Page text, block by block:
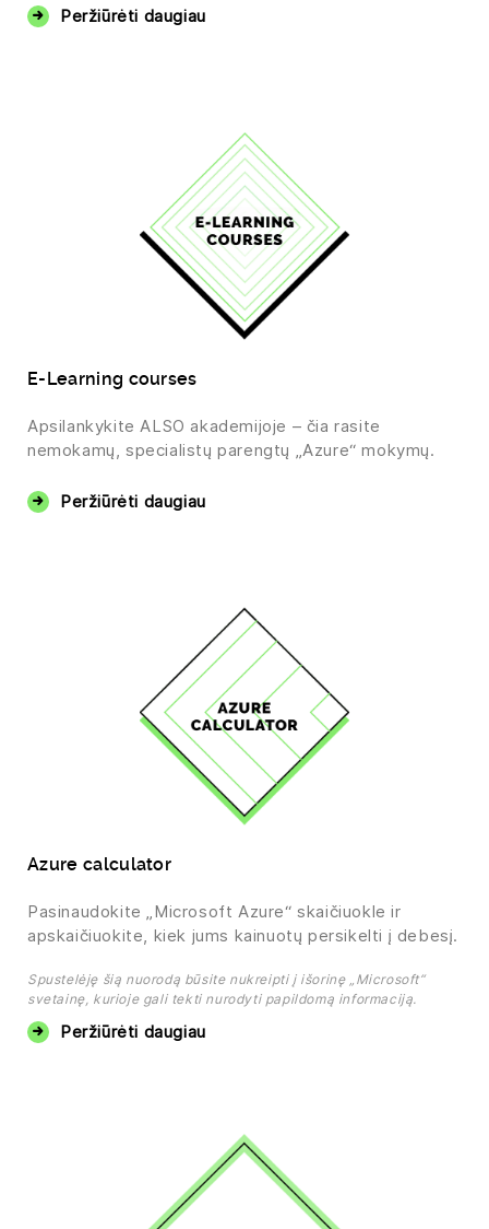
Peržiūrėti daugiau
E-Learning courses
Apsilankykite ALSO akademijoje – čia rasite
nemokamų, specialistų parengtų „Azure“ mokymų.
Peržiūrėti daugiau
Azure calculator
Pasinaudokite „Microsoft Azure“ skaičiuokle ir
apskaičiuokite, kiek jums kainuotų persikelti į debesį.
Spustelėję šią nuorodą būsite nukreipti į išorinę „Microsoft“
svetainę, kurioje gali tekti nurodyti papildomą informaciją.
Peržiūrėti daugiau